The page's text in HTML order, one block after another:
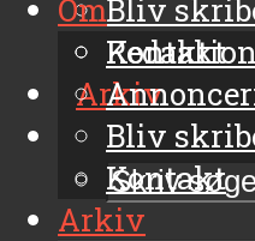
Bliv
Kontakt
Arkiv
Om
Bliv
Kontakt
Arkiv